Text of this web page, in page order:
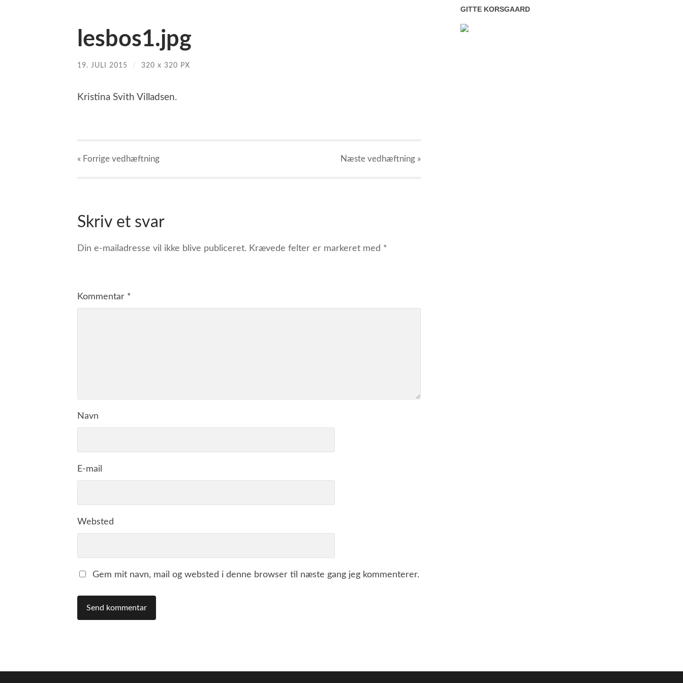
lesbos1.jpg
19. JULI 2015 / 320 x 320 PX
Kristina Svith Villadsen.
« Forrige vedhæftning Næste vedhæftning »
Skriv et svar
Din e-mailadresse vil ikke blive publiceret. Krævede felter er markeret med *
Kommentar *
Navn
E-mail
Websted
Gem mit navn, mail og websted i denne browser til næste gang jeg kommenterer.
GITTE KORSGAARD